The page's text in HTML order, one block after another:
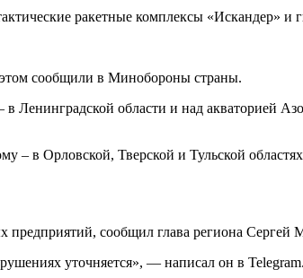
ракетные комплексы «Искандер»
сообщили в Минобороны страны.
Ленинградской области и над акваторией
в Орловской, Тверской и Тульской
сообщил глава региона Сергей
уточняется», — написал он в Telegram.